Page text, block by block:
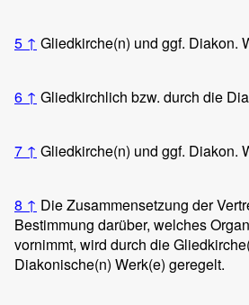
5 ↑ Gliedkirche(n) und ggf. Diakon.
6 ↑ Gliedkirchlich bzw. durch die
7 ↑ Gliedkirche(n) und ggf. Diakon.
8 ↑ Die Zusammensetzung der
Bestimmung darüber, welches
vornimmt, wird durch die
Diakonische(n) Werk(e) geregelt.